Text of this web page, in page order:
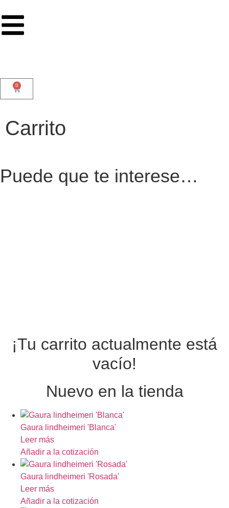
0
Carrito
Puede que te interese…
¡Tu carrito actualmente está
vacío!
Nuevo en la tienda
Gaura lindheimeri 'Blanca'
Leer más
Añadir a la cotización
Gaura lindheimeri 'Rosada'
Leer más
Añadir a la cotización